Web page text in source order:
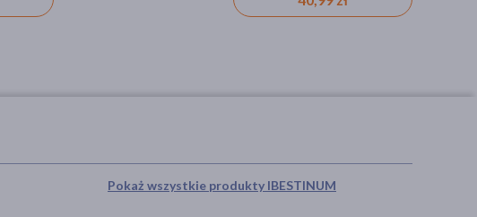
Pokaż wszystkie produkty IBESTINUM